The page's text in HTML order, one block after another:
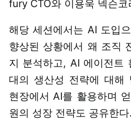
fury CTO와 이용욱 넥슨
해당 세션에서는 AI 도입
향상된 상황에서 왜 조직
지 분석하고, AI 에이전트
대의 생산성 전략에 대해
현장에서 AI를 활용하며
원의 성장 전략도 공유한다.